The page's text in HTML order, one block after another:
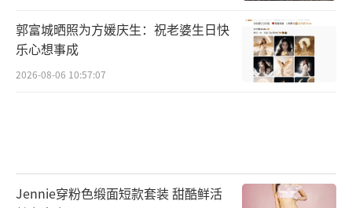
郭富城晒照为方媛庆生：祝老婆生日快
乐心想事成
2026-08-06 10:57:07
Jennie穿粉色缎面短款套装 甜酷鲜活